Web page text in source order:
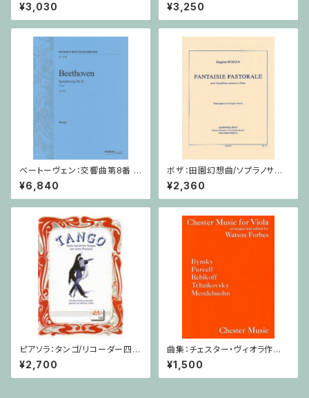
¥3,030 ¥3,250
ベートーヴェン：交響曲第8番 /
フルスコア
¥6,840
ボザ：田園幻想曲/ソプラノサク
ソフォーン・ピアノ
¥2,360
ピアソラ：タンゴ/リコーダー四重
奏
¥2,700
曲集：チェスター・ヴィオラ作品
集 / ヴィオラ・ピアノ
¥1,500